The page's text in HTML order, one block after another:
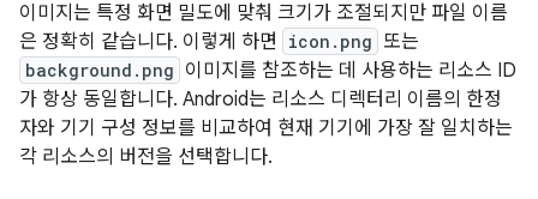
이미지는 특정 화면 밀도에 맞춰 크기가 조절되지만 파일 이름
은 정확히 같습니다. 이렇게 하면
icon.png 또는
background.png 이미지를 참조하는 데 사용하는 리소스 ID
가 항상 동일합니다. Android는 리소스 디렉터리 이름의 한정
자와 기기 구성 정보를 비교하여 현재 기기에 가장 잘 일치하는
각 리소스의 버전을 선택합니다.